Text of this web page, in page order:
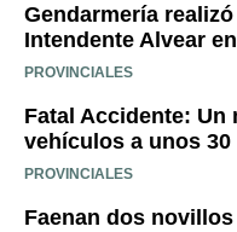
Gendarmería
Intendente Alvear
PROVINCIALES
Fatal Accidente:
vehículos a unos
PROVINCIALES
Faenan dos